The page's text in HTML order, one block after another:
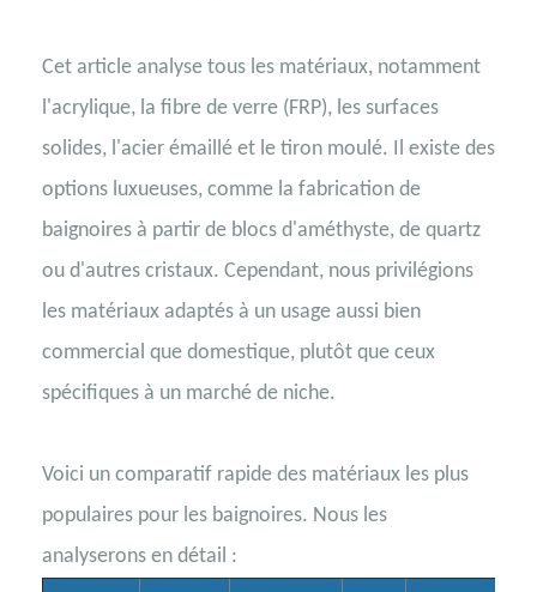
Cet article analyse tous les matériaux, notamment
l'acrylique, la fibre de verre (FRP), les surfaces
solides, l'acier émaillé et le tiron moulé. Il existe des
options luxueuses, comme la fabrication de
baignoires à partir de blocs d'améthyste, de quartz
ou d'autres cristaux. Cependant, nous privilégions
les matériaux adaptés à un usage aussi bien
commercial que domestique, plutôt que ceux
spécifiques à un marché de niche.
Voici un comparatif rapide des matériaux les plus
populaires pour les baignoires. Nous les
analyserons en détail :